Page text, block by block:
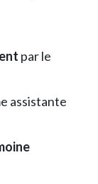
par le
assistante